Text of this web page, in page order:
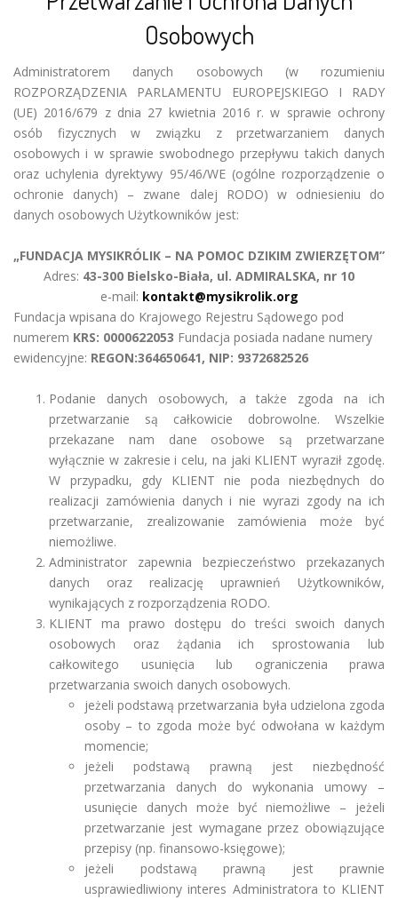
Osobowych
Administratorem danych osobowych (w rozumieniu
ROZPORZĄDZENIA PARLAMENTU EUROPEJSKIEGO I RADY
(UE) 2016/679 z dnia 27 kwietnia 2016 r. w sprawie ochrony
osób fizycznych w związku z przetwarzaniem danych
osobowych i w sprawie swobodnego przepływu takich danych
oraz uchylenia dyrektywy 95/46/WE (ogólne rozporządzenie o
ochronie danych) – zwane dalej RODO) w odniesieniu do
danych osobowych Użytkowników jest:
„FUNDACJA MYSIKRÓLIK – NA POMOC DZIKIM ZWIERZĘTOM”
Adres: 43-300 Bielsko-Biała, ul. ADMIRALSKA, nr 10
e-mail: kontakt@mysikrolik.org
Fundacja wpisana do Krajowego Rejestru Sądowego pod
numerem KRS: 0000622053 Fundacja posiada nadane numery
ewidencyjne: REGON:364650641, NIP: 9372682526
Podanie danych osobowych, a także zgoda na ich
przetwarzanie są całkowicie dobrowolne. Wszelkie
przekazane nam dane osobowe są przetwarzane
wyłącznie w zakresie i celu, na jaki KLIENT wyraził zgodę.
W przypadku, gdy KLIENT nie poda niezbędnych do
realizacji zamówienia danych i nie wyrazi zgody na ich
przetwarzanie, zrealizowanie zamówienia może być
niemożliwe.
Administrator zapewnia bezpieczeństwo przekazanych
danych oraz realizację uprawnień Użytkowników,
wynikających z rozporządzenia RODO.
KLIENT ma prawo dostępu do treści swoich danych
osobowych oraz żądania ich sprostowania lub
całkowitego usunięcia lub ograniczenia prawa
przetwarzania swoich danych osobowych.
jeżeli podstawą przetwarzania była udzielona zgoda
osoby – to zgoda może być odwołana w każdym
momencie;
jeżeli podstawą prawną jest niezbędność
przetwarzania danych do wykonania umowy –
usunięcie danych może być niemożliwe – jeżeli
przetwarzanie jest wymagane przez obowiązujące
przepisy (np. finansowo-księgowe);
jeżeli podstawą prawną jest prawnie
usprawiedliwiony interes Administratora to KLIENT